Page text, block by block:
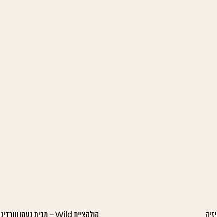
קולקציית Wild – מבית נעמן ווורדינון